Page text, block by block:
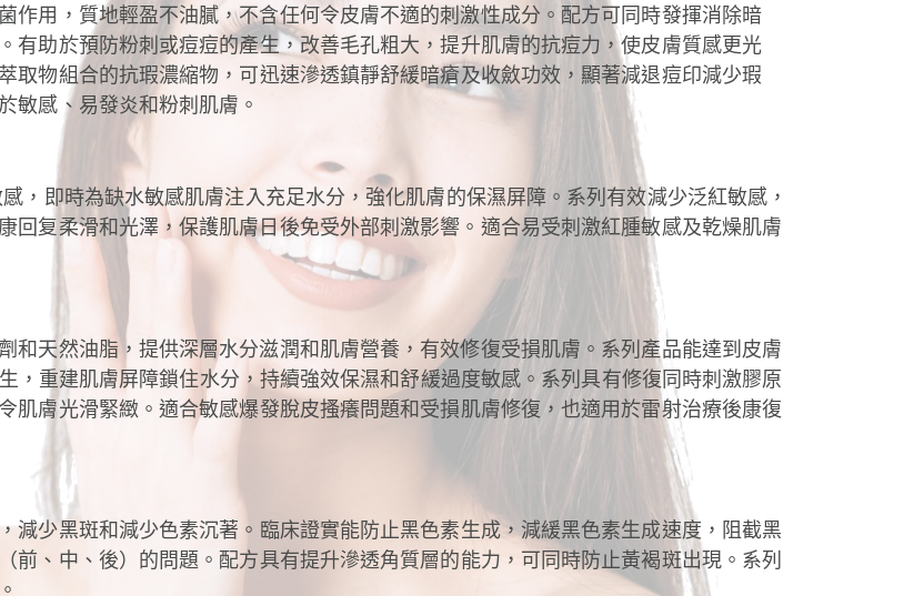
用，質地輕盈不油膩，不含任何令皮膚不適的刺激性成分。 配方可同時發揮消除暗
有助於預防粉刺或痘痘的產生，改善毛孔粗大，提升肌膚的抗痘力，使皮膚質感更光
取物組合的抗瑕濃縮物，可迅速滲透鎮靜舒緩暗瘡及收斂功效，顯著減退痘印減少瑕
敏感、易發炎和粉刺肌膚。
，即時為缺水敏感肌膚注入充足水分，強化肌膚的保濕屏障。 系列有效減少泛紅敏感，
复柔滑和光澤，保護肌膚日後免受外部刺激影響。 適合易受刺激紅腫敏感及乾燥肌膚
天然油脂，提供深層水分滋潤和肌膚營養，有效修復受損肌膚。 系列產品能達到皮膚
重建肌膚屏障鎖住水分，持續強效保濕和舒緩過度敏感。 系列具有修復同時刺激膠原
肌膚光滑緊緻。適合敏感爆發脫皮搔癢問題和受損肌膚修復，也適用於雷射治療後康復
減少黑斑和減少色素沉著。 臨床證實能防止黑色素生成，減緩黑色素生成速度，阻截黑
前、中、後）的問題。配方具有提升滲透角質層的能力，可同時防止黃褐斑出現。 系列